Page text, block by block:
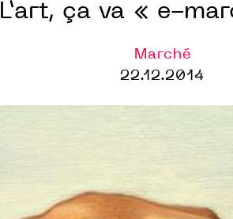
L’art, ça va « e-
Marché
22.12.2014